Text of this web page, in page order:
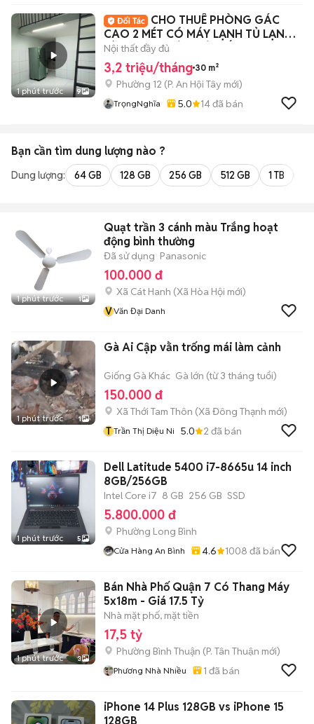
1 phút trước 9
CHO THUÊ PHÒNG GÁC
CAO 2 MÉT CÓ MÁY LẠNH TỦ LẠNH
BÙI QUANG LÀ - GÒ VẤP
Nội thất đầy đủ
3,2 triệu/tháng 30 m²
Phường 12 (P. An Hội Tây mới)
TrọngNghĩa 5.0 14đã bán
Bạn cần tìm dung lượng nào ?
Dung lượng: 64 GB 128 GB 256 GB 512 GB 1 TB
1 phút trước 1
Quạt trần 3 cánh màu Trắng hoạt
động bình thường
Đã sử dụng Panasonic
100.000 đ
Xã Cát Hanh (Xã Hòa Hội mới)
VVăn Đại Danh
1 phút trước 1
Gà Ai Cập vằn trống mái làm cảnh
Giống Gà Khác Gà lớn (từ 3 tháng tuổi)
150.000 đ
Xã Thới Tam Thôn (Xã Đông Thạnh mới)
T Trần Thị Diệu Ni 5.0 2 đã bán
1 phút trước 5
Dell Latitude 5400 i7-8665u 14 inch
8GB/256GB
Intel Core i7 8 GB 256 GB SSD
5.800.000 đ
Phường Long Bình
Cửa Hàng An Bình 4.6 1008 đã bán
1 phút trước 3
Bán Nhà Phố Quận 7 Có Thang Máy
5x18m - Giá 17.5 Tỷ
Nhà mặt phố, mặt tiền
17,5 tỷ
Phường Bình Thuận (P. Tân Thuận mới)
Phương Nhà Nhiều 1 đã bán
iPhone 14 Plus 128GB vs iPhone 15
128GB